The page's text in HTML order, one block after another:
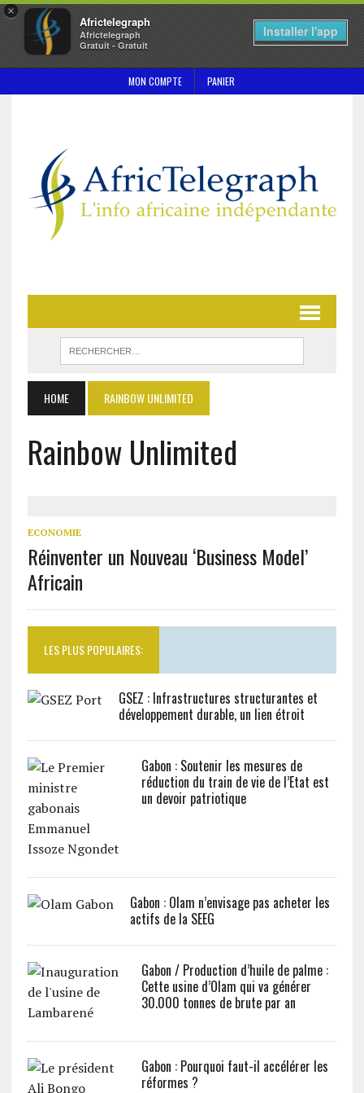
×
Africtelegraph
Africtelegraph
Gratuit - Gratuit
Installer l'app
MON COMPTE PANIER
HOME RAINBOW UNLIMITED
Rainbow Unlimited
ECONOMIE
Réinventer un Nouveau ‘Business Model’
Africain
LES PLUS POPULAIRES:
GSEZ : Infrastructures structurantes et
développement durable, un lien étroit
Gabon : Soutenir les mesures de
réduction du train de vie de l’Etat est
un devoir patriotique
Gabon : Olam n’envisage pas acheter les
actifs de la SEEG
Gabon / Production d’huile de palme :
Cette usine d’Olam qui va générer
30.000 tonnes de brute par an
Gabon : Pourquoi faut-il accélérer les
réformes ?